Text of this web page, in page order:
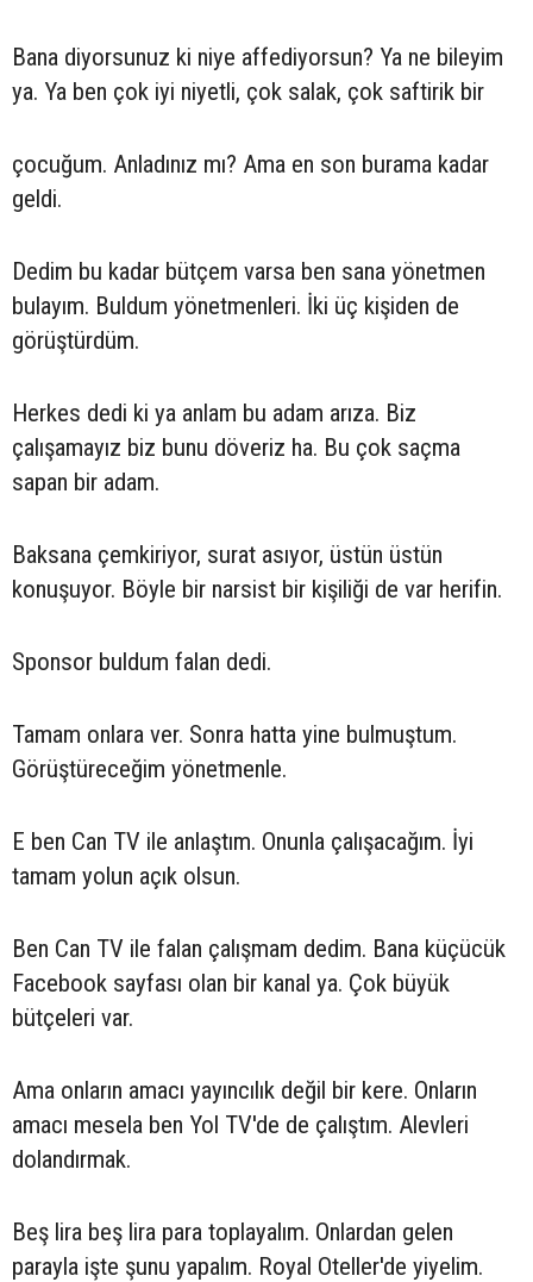
Bana diyorsunuz ki niye affediyorsun? Ya ne bileyim
ya. Ya ben çok iyi niyetli, çok salak, çok saftirik bir
çocuğum. Anladınız mı? Ama en son burama kadar
geldi.
Dedim bu kadar bütçem varsa ben sana yönetmen
bulayım. Buldum yönetmenleri. İki üç kişiden de
görüştürdüm.
Herkes dedi ki ya anlam bu adam arıza. Biz
çalışamayız biz bunu döveriz ha. Bu çok saçma
sapan bir adam.
Baksana çemkiriyor, surat asıyor, üstün üstün
konuşuyor. Böyle bir narsist bir kişiliği de var herifin.
Sponsor buldum falan dedi.
Tamam onlara ver. Sonra hatta yine bulmuştum.
Görüştüreceğim yönetmenle.
E ben Can TV ile anlaştım. Onunla çalışacağım. İyi
tamam yolun açık olsun.
Ben Can TV ile falan çalışmam dedim. Bana küçücük
Facebook sayfası olan bir kanal ya. Çok büyük
bütçeleri var.
Ama onların amacı yayıncılık değil bir kere. Onların
amacı mesela ben Yol TV'de de çalıştım. Alevleri
dolandırmak.
Beş lira beş lira para toplayalım. Onlardan gelen
parayla işte şunu yapalım. Royal Oteller'de yiyelim.